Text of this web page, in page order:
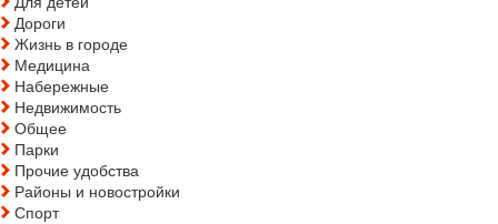
Дороги
Жизнь в городе
Медицина
Набережные
Недвижимость
Общее
Парки
Прочие удобства
Районы и новостройки
Спорт